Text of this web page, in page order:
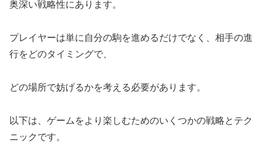
奥深い戦略性にあります。
プレイヤーは単に自分の駒を進めるだけでなく、相手の進
行をどのタイミングで、
どの場所で妨げるかを考える必要があります。
以下は、ゲームをより楽しむためのいくつかの戦略とテク
ニックです。